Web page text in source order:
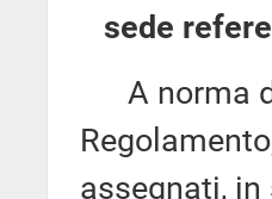
sede
A norma
assegnati,